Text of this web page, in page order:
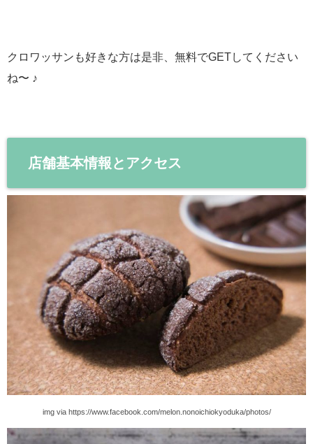
クロワッサンも好きな方は是非、無料でGETしてください
ね〜 ♪
店舗基本情報とアクセス
img via https://www.facebook.com/melon.nonoichiokyoduka/photos/